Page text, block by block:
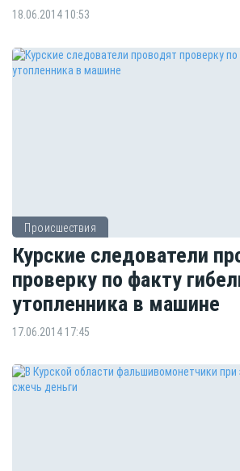
18.06.2014 10:53
Происшествия
Курские следователи
проверку по факту
утопленника в машине
17.06.2014 17:45